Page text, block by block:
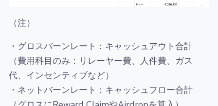
（注）
・グロスバーンレート：キャッシュアウト合計
（費用科目のみ：リレーヤー費、人件費、ガス
代、インセンティブなど）
・ネットバーンレート：キャッシュフロー合計